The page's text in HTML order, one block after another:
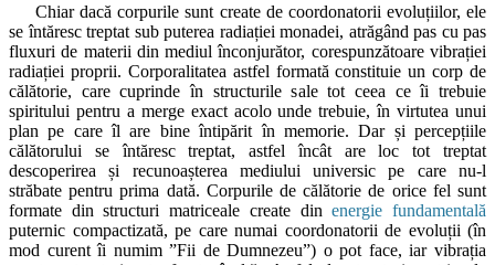
Chiar dacă corpurile sunt create de coordonatorii evoluțiilor, ele
se întăresc treptat sub puterea radiației monadei, atrăgând pas cu pas
fluxuri de materii din mediul înconjurător, corespunzătoare vibrației
radiației proprii. Corporalitatea astfel formată constituie un corp de
călătorie, care cuprinde în structurile sale tot ceea ce îi trebuie
spiritului pentru a merge exact acolo unde trebuie, în virtutea unui
plan pe care îl are bine întipărit în memorie. Dar și percepțiile
călătorului se întăresc treptat, astfel încât are loc tot treptat
descoperirea și recunoașterea mediului universic pe care nu-l
străbate pentru prima dată. Corpurile de călătorie de orice fel sunt
formate din structuri matriceale create dinenergie fundamentală
puternic compactizată, pe care numai coordonatorii de evoluții (în
mod curent îi numim ”Fii de Dumnezeu”) o pot face, iar vibrația